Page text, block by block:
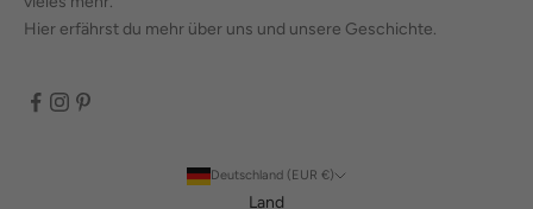
Hier erfährst du mehr über uns und unsere Geschichte.
Deutschland (EUR €)
Land